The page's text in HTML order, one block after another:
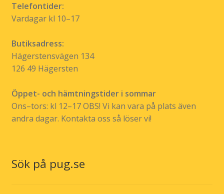
Telefontider:
Vardagar kl 10–17
Butiksadress:
Hägerstensvägen 134
126 49 Hägersten
Öppet- och hämtningstider i sommar
Ons–tors: kl 12–17 OBS! Vi kan vara på plats även
andra dagar. Kontakta oss så löser vi!
Sök på pug.se